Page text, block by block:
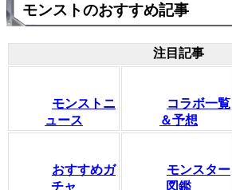
モンストのおすすめ記事
注目記事
モンストニ
ュース
コラボ一覧
＆予想
おすすめガ
チャ
モンスター
図鑑